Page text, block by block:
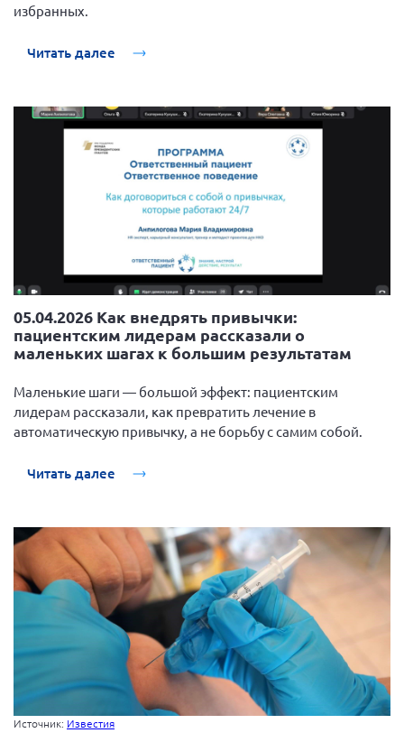
избранных.
Читать далее
05.04.2026 Как внедрять привычки:
пациентским лидерам рассказали о
маленьких шагах к большим результатам
Маленькие шаги — большой эффект: пациентским
лидерам рассказали, как превратить лечение в
автоматическую привычку, а не борьбу с самим собой.
Читать далее
Источник: Известия